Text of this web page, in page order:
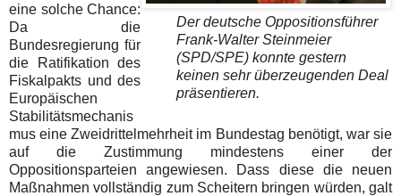
Der deutsche Oppositionsführer
Frank-Walter Steinmeier
(SPD/SPE) konnte gestern
keinen sehr überzeugenden Deal
präsentieren.
eine solche Chance:
Da die
Bundesregierung für
die Ratifikation des
Fiskalpakts und des
Europäischen
Stabilitätsmechanis
mus eine Zweidrittelmehrheit im Bundestag benötigt, war sie
auf die Zustimmung mindestens einer der
Oppositionsparteien angewiesen. Dass diese die neuen
Maßnahmen vollständig zum Scheitern bringen würden, galt